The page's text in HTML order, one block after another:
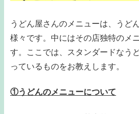
うどん屋さんのメニューは、うど
様々です。中にはその店独特のメ
す。ここでは、スタンダードなう
っているものをお教えします。
①うどんのメニューについて